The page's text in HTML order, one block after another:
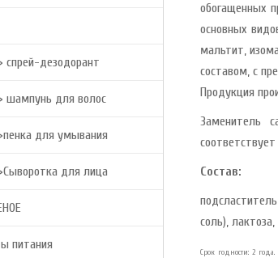
спрей-дезодорант
шампунь для волос
для умывания
для лица
питания
обогащенных
основных
мальтит,
составом, с
Продукция
Заменитель
Состав:
соль),
Срок годности: 2